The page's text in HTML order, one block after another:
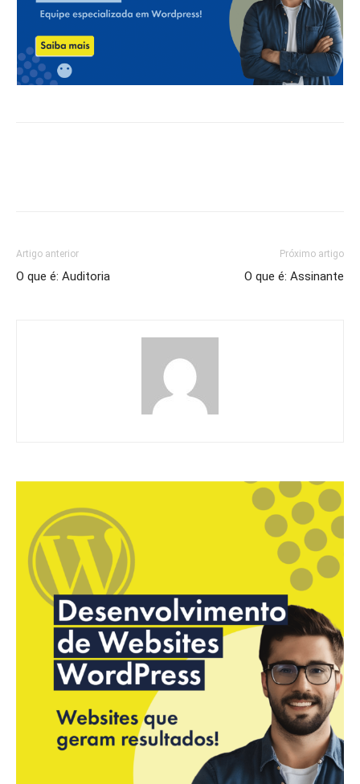
Artigo anterior
O que é: Auditoria
Próximo artigo
O que é: Assinante